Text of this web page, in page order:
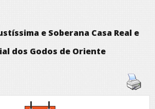
e Soberana Casa Real e
dos Godos de Oriente